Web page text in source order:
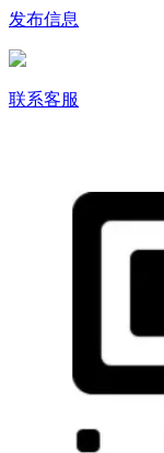
发布信息
联系客服